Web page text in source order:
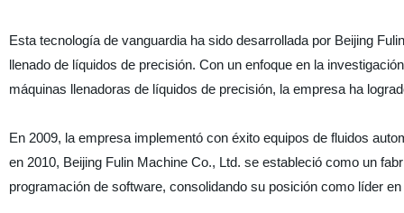
Esta tecnología de vanguardia ha sido desarrollada por Beijing
llenado de líquidos de precisión. Con un enfoque en la
máquinas llenadoras de líquidos de precisión, la empresa ha
En 2009, la empresa implementó con éxito equipos de fluidos
en 2010, Beijing Fulin Machine Co., Ltd. se estableció como un
programación de software, consolidando su posición como líder